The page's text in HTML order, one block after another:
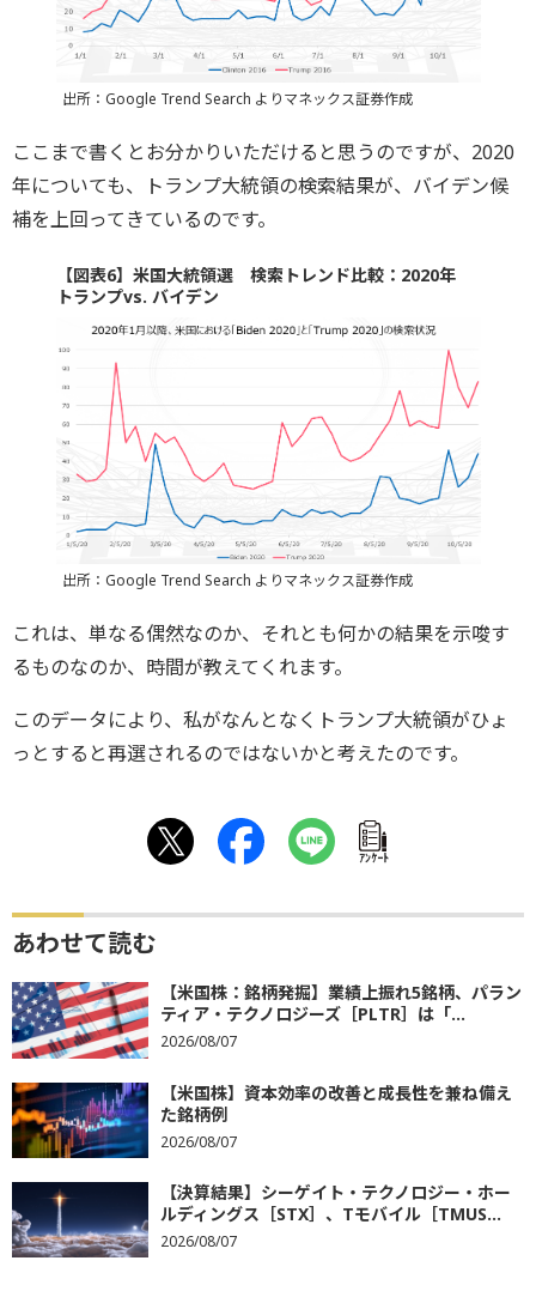
出所：Google Trend Search よりマネックス証券作成
ここまで書くとお分かりいただけると思うのですが、2020
年についても、トランプ大統領の検索結果が、バイデン候
補を上回ってきているのです。
【図表6】米国大統領選 検索トレンド比較：2020年
トランプvs. バイデン
出所：Google Trend Search よりマネックス証券作成
これは、単なる偶然なのか、それとも何かの結果を示唆す
るものなのか、時間が教えてくれます。
このデータにより、私がなんとなくトランプ大統領がひょ
っとすると再選されるのではないかと考えたのです。
ｱﾝｹｰﾄ
あわせて読む
【米国株：銘柄発掘】業績上振れ5銘柄、パラン
ティア・テクノロジーズ［PLTR］は「...
2026/08/07
【米国株】資本効率の改善と成長性を兼ね備え
た銘柄例
2026/08/07
【決算結果】シーゲイト・テクノロジー・ホー
ルディングス［STX］、Tモバイル［TMUS...
2026/08/07